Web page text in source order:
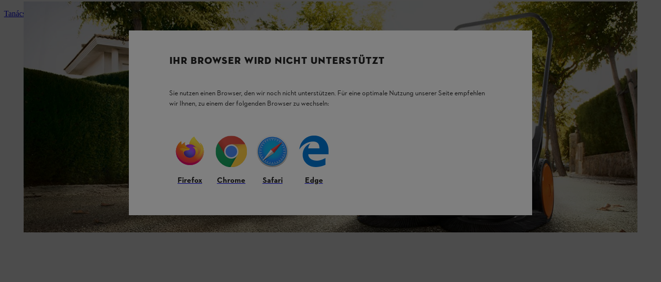
Tanácsadás és termékismertetés
IHR BROWSER WIRD NICHT UNTERSTÜTZT
Sie nutzen einen Browser, den wir noch nicht unterstützen. Für eine optimale Nutzung unserer Seite empfehlen
wir Ihnen, zu einem der folgenden Browser zu wechseln:
Firefox Chrome Safari Edge